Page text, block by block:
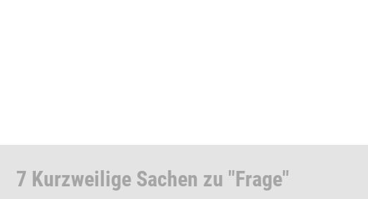
7 Kurzweilige Sachen zu "Frage"